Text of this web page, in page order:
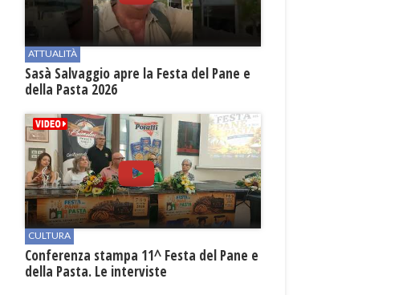
ATTUALITÀ
Sasà Salvaggio apre la Festa del Pane e
della Pasta 2026
CULTURA
Conferenza stampa 11^ Festa del Pane e
della Pasta. Le interviste